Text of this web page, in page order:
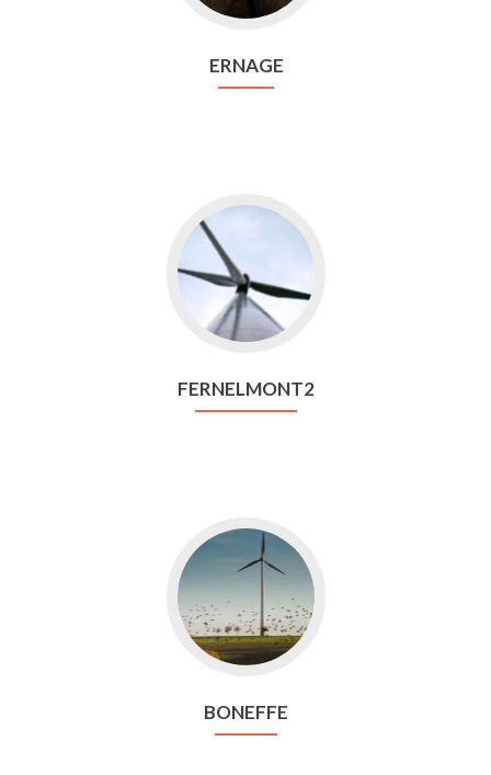
ERNAGE
Aller
Fernelmont2
FERNELMONT2
Aller
vers
Boneffe
BONEFFE